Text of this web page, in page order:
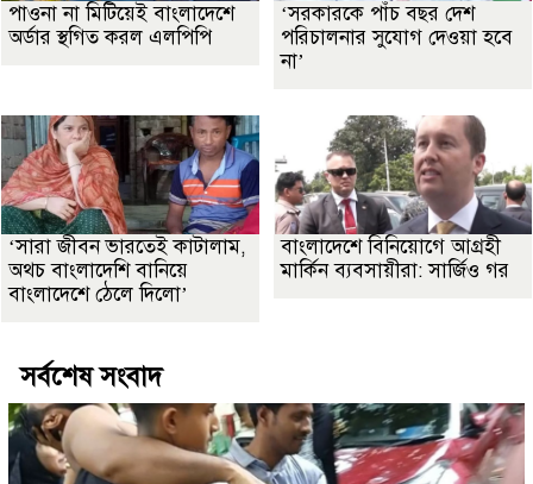
পাওনা না মিটিয়েই বাংলাদেশে
অর্ডার স্থগিত করল এলপিপি
‘সরকারকে পাঁচ বছর দেশ
পরিচালনার সুযোগ দেওয়া হবে
না’
‘সারা জীবন ভারতেই কাটালাম,
অথচ বাংলাদেশি বানিয়ে
বাংলাদেশে ঠেলে দিলো’
বাংলাদেশে বিনিয়োগে আগ্রহী
মার্কিন ব্যবসায়ীরা: সার্জিও গর
সর্বশেষ সংবাদ